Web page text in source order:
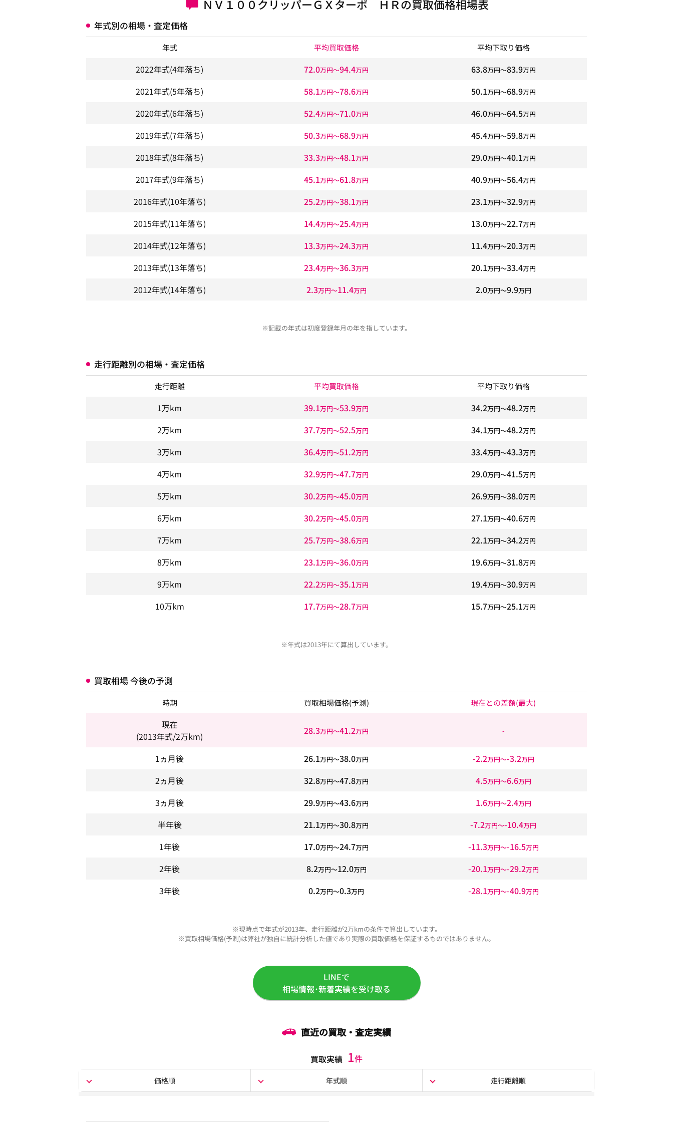
ＮＶ１００クリッパーＧＸターボ ＨＲの買取価格相場表
年式別の相場・査定価格
年式 平均買取価格 平均下取り価格
2022年式(4年落ち) 72.0万円〜94.4万円 63.8万円〜83.9万円
2021年式(5年落ち) 58.1万円〜78.6万円 50.1万円〜68.9万円
2020年式(6年落ち) 52.4万円〜71.0万円 46.0万円〜64.5万円
2019年式(7年落ち) 50.3万円〜68.9万円 45.4万円〜59.8万円
2018年式(8年落ち) 33.3万円〜48.1万円 29.0万円〜40.1万円
2017年式(9年落ち) 45.1万円〜61.8万円 40.9万円〜56.4万円
2016年式(10年落ち) 25.2万円〜38.1万円 23.1万円〜32.9万円
2015年式(11年落ち) 14.4万円〜25.4万円 13.0万円〜22.7万円
2014年式(12年落ち) 13.3万円〜24.3万円 11.4万円〜20.3万円
2013年式(13年落ち) 23.4万円〜36.3万円 20.1万円〜33.4万円
2012年式(14年落ち) 2.3万円〜11.4万円 2.0万円〜9.9万円
※記載の年式は初度登録年月の年を指しています。
走行距離別の相場・査定価格
走行距離 平均買取価格 平均下取り価格
1万km 39.1万円〜53.9万円 34.2万円〜48.2万円
2万km 37.7万円〜52.5万円 34.1万円〜48.2万円
3万km 36.4万円〜51.2万円 33.4万円〜43.3万円
4万km 32.9万円〜47.7万円 29.0万円〜41.5万円
5万km 30.2万円〜45.0万円 26.9万円〜38.0万円
6万km 30.2万円〜45.0万円 27.1万円〜40.6万円
7万km 25.7万円〜38.6万円 22.1万円〜34.2万円
8万km 23.1万円〜36.0万円 19.6万円〜31.8万円
9万km 22.2万円〜35.1万円 19.4万円〜30.9万円
10万km 17.7万円〜28.7万円 15.7万円〜25.1万円
※年式は2013年にて算出しています。
買取相場 今後の予測
時期 買取相場価格(予測) 現在との差額(最大)
現在
(2013年式/2万km)
28.3万円〜41.2万円 -
1ヵ月後 26.1万円〜38.0万円 -2.2万円〜-3.2万円
2ヵ月後 32.8万円〜47.8万円 4.5万円〜6.6万円
3ヵ月後 29.9万円〜43.6万円 1.6万円〜2.4万円
半年後 21.1万円〜30.8万円 -7.2万円〜-10.4万円
1年後 17.0万円〜24.7万円 -11.3万円〜-16.5万円
2年後 8.2万円〜12.0万円 -20.1万円〜-29.2万円
3年後 0.2万円〜0.3万円 -28.1万円〜-40.9万円
※現時点で年式が2013年、走行距離が2万kmの条件で算出しています。
※買取相場価格(予測)は弊社が独自に統計分析した値であり実際の買取価格を保証するものではありません。
LINEで
相場情報･新着実績を受け取る
直近の買取・査定実績
買取実績 1件
価格順 年式順 走行距離順